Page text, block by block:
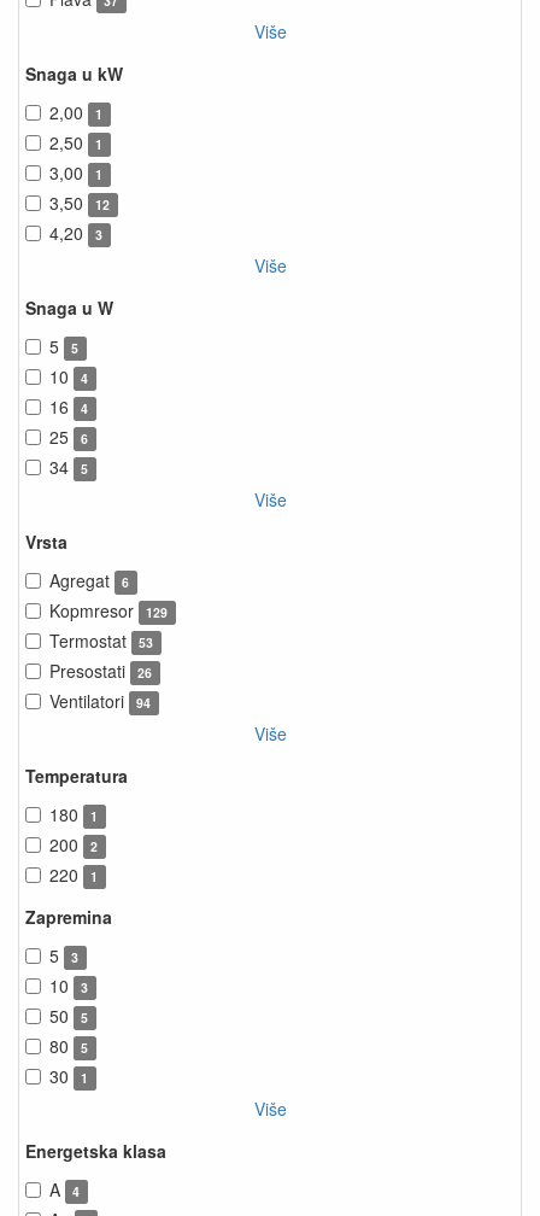
Više
Snaga u kW
2,00
1
2,50 1
3,00 1
3,50 12
4,20 3
Više
Snaga u W
5
5
10 4
16 4
25 6
34 5
Više
Vrsta
Agregat
6
Kopmresor 129
Termostat 53
Presostati 26
Ventilatori 94
Više
Temperatura
180
1
200 2
220 1
Zapremina
5
3
10 3
50 5
80 5
30 1
Više
Energetska klasa
A
4